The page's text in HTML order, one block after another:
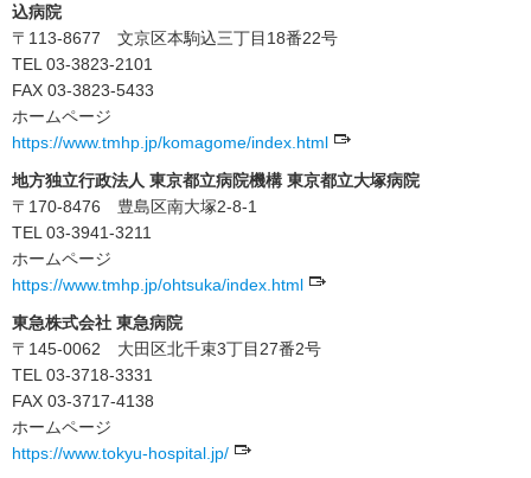
込病院
〒113-8677 文京区本駒込三丁目18番22号
TEL 03-3823-2101
FAX 03-3823-5433
ホームページ
https://www.tmhp.jp/komagome/index.html
地方独立行政法人 東京都立病院機構 東京都立大塚病院
〒170-8476 豊島区南大塚2-8-1
TEL 03-3941-3211
ホームページ
https://www.tmhp.jp/ohtsuka/index.html
東急株式会社 東急病院
〒145-0062 大田区北千束3丁目27番2号
TEL 03-3718-3331
FAX 03-3717-4138
ホームページ
https://www.tokyu-hospital.jp/